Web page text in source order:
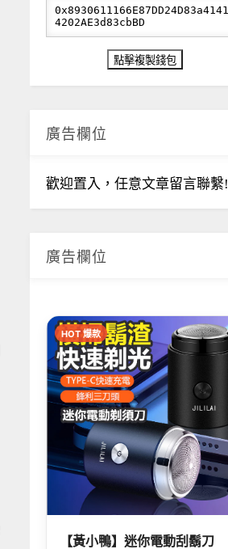
廣告欄位
歡迎置入，任意文章留言聯繫!
廣告欄位
HOT 爆款
【黃小鴨】迷你電動刮鬍刀